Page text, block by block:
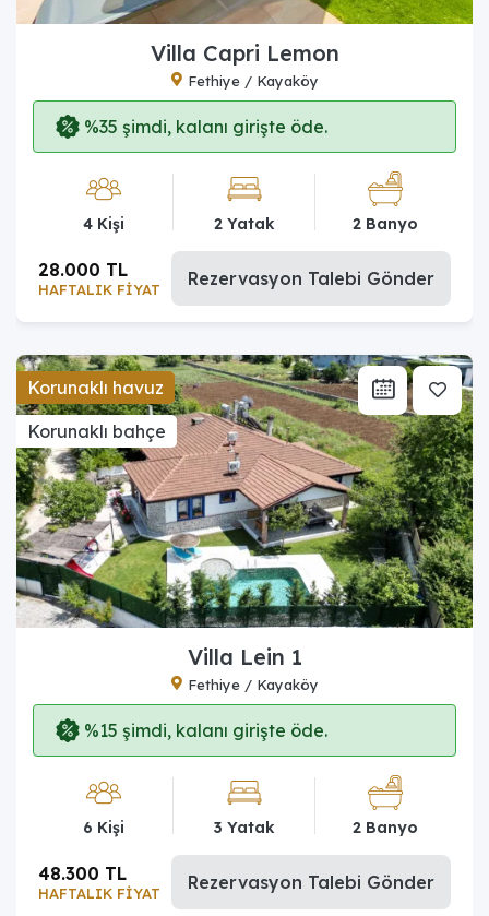
Villa Capri Lemon
Fethiye / Kayaköy
%35 şimdi, kalanı girişte öde.
4 Kişi 2 Yatak 2 Banyo
HAFTALIK FİYAT
28.000 TL Rezervasyon Talebi Gönder
Korunaklı havuz
Korunaklı bahçe
Villa Lein 1
Fethiye / Kayaköy
%15 şimdi, kalanı girişte öde.
6 Kişi 3 Yatak 2 Banyo
HAFTALIK FİYAT
48.300 TL Rezervasyon Talebi Gönder